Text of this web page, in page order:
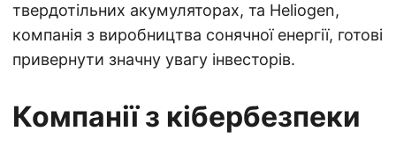
твердотільних акумуляторах, та Heliogen,
компанія з виробництва сонячної енергії, готові
привернути значну увагу інвесторів.
Компанії з кібербезпеки